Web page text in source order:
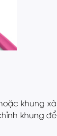
khung xà
khung để